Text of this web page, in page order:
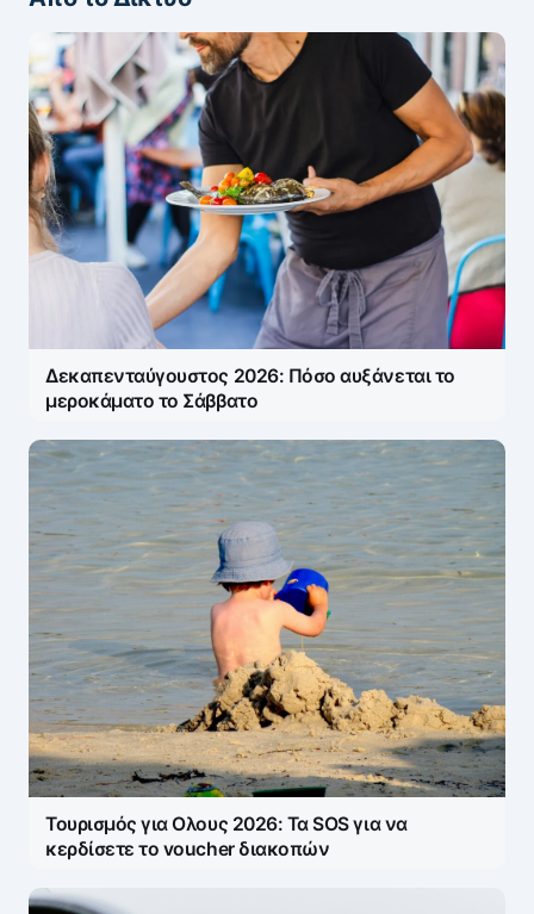
ΖΩΝΤΑΝΆ ΣΧΌΛΙΑ
Πάρτε μέρος στη συζήτηση — το σχόλιό σας
ελέγχεται άμεσα από AI (Ελληνικά & Αγγλικά).
ΠΡΟΣΤΑΣΊΑ AI
Η ηλ. διεύθυνση σας δεν δημοσιεύεται. Τα
υποχρεωτικά πεδία σημειώνονται με*
Message *
Name
E-mail*
Save my name and e-mail in this browser for the
next time I comment.
Δεκαπενταύγουστος 2026: Πόσο αυξάνεται το
μεροκάματο το Σάββατο
Τουρισμός για Ολους 2026: Τα SOS για να
κερδίσετε το voucher διακοπών